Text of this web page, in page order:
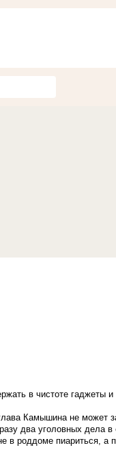
в чистоте гаджеты
Камышина не может
два уголовных дела
в роддоме пиариться, а